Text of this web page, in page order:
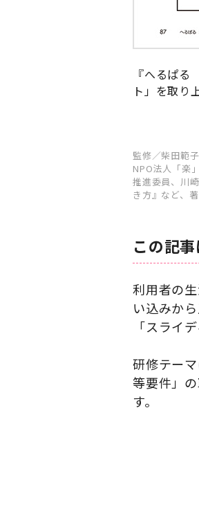
『へるぱ
ト」を取り
監修／柴田範
NPO法人「楽
推進委員、川
き方』など、著
この記
利用者の
い込みか
「スライ
研修テー
等要件」
す。